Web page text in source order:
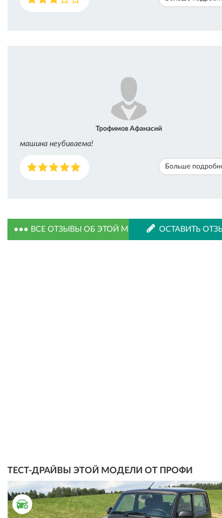
Трофимов Афанасий
машина неубиваема!
Больше
ВСЕ ОТЗЫВЫ ОБ ЭТОЙ МОДЕЛИ ОСТАВИТЬ
ТЕСТ-ДРАЙВЫ ЭТОЙ МОДЕЛИ ОТ ПРОФИ
ТЕСТ ДРАЙВ